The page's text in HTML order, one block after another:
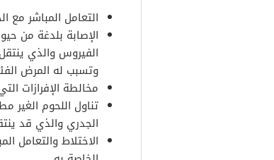
التعامل المباشر مع
الإصابة بلدغة من
الفيروس والذي
وتسبب له المرض
مخالطة الإفرازات
تناول اللحوم
الجدري والذي قد
الاختلاط